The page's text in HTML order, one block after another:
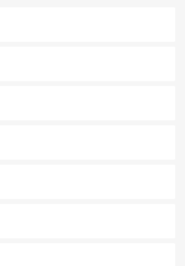
カーズは地元の風情を楽しめる外せないスポット